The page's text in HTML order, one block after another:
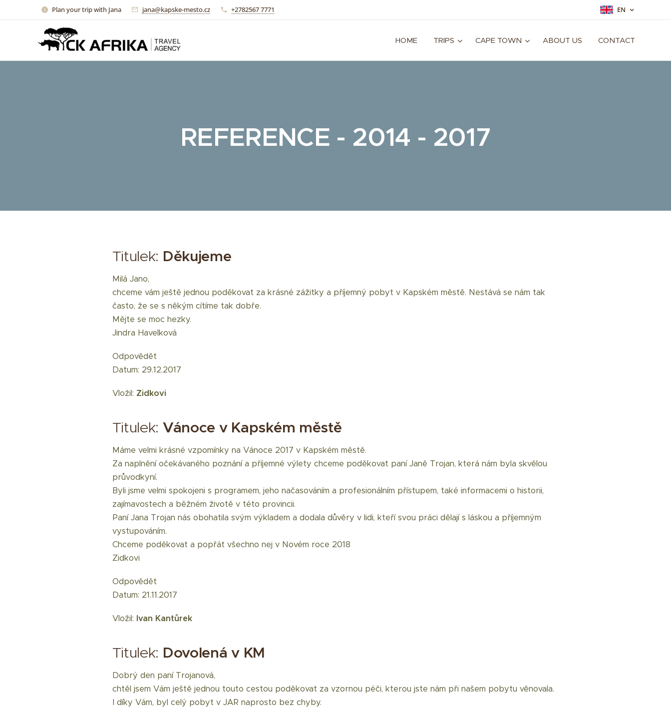
Plan your trip with Jana jana@kapske-mesto.cz +2782567 7771 EN
HOME TRIPS CAPE TOWN ABOUT US CONTACT
REFERENCE - 2014 - 2017
Titulek: Děkujeme
Milá Jano,
chceme vám ještě jednou poděkovat za krásné zážitky a příjemný pobyt v Kapském městě. Nestává se nám tak
často, že se s někým cítíme tak dobře.
Mějte se moc hezky.
Jindra Havelková
Odpovědět
Datum: 29.12.2017
Vložil: Zidkovi
Titulek: Vánoce v Kapském městě
Máme velmi krásné vzpomínky na Vánoce 2017 v Kapském městě.
Za naplnění očekávaného poznání a příjemné výlety chceme poděkovat paní Janě Trojan, která nám byla skvělou
průvodkyní.
Byli jsme velmi spokojeni s programem, jeho načasováním a profesionálním přístupem, také informacemi o historii,
zajímavostech a běžném životě v této provincii.
Paní Jana Trojan nás obohatila svým výkladem a dodala důvěry v lidi, kteří svou práci dělají s láskou a příjemným
vystupováním.
Chceme poděkovat a popřát všechno nej v Novém roce 2018
Zidkovi
Odpovědět
Datum: 21.11.2017
Vložil: Ivan Kantůrek
Titulek: Dovolená v KM
Dobrý den paní Trojanová,
chtěl jsem Vám ještě jednou touto cestou poděkovat za vzornou péči, kterou jste nám při našem pobytu věnovala.
I díky Vám, byl celý pobyt v JAR naprosto bez chyby.